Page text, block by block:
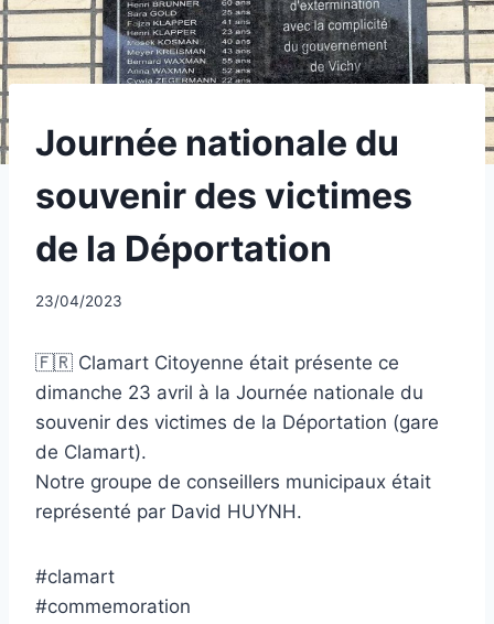
UNCATEGORIZED
Journée nationale du
souvenir des victimes
de la Déportation
Par
23/04/2023
🇫🇷 Clamart Citoyenne était présente ce
dimanche 23 avril à la Journée nationale du
souvenir des victimes de la Déportation (gare
de Clamart).
Notre groupe de conseillers municipaux était
représenté par David HUYNH.
#clamart
#commemoration